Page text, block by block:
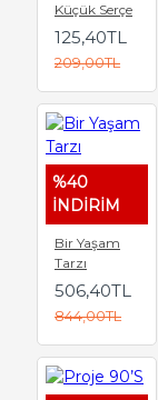
Küçük Serçe
125,40TL
209,00TL
%40
İNDİRİM
Bir Yaşam
Tarzı
506,40TL
844,00TL